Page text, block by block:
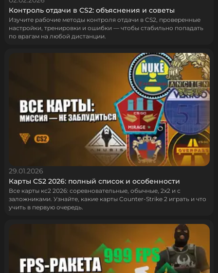
Контроль отдачи в CS2: объяснения и советы
Изучите рабочие методы контроля отдачи в CS2, проверенные
настройки, тренировки и ошибки — чтобы стабильно попадать
по врагам на любой дистанции.
29.01.2026
Карты CS2 2026: полный список и особенности
Все карты кс2 2026: соревновательные, обычные, 2х2 и с
заложниками. Узнайте, какие карты Counter‑Strike 2 играть и что
учить в первую очередь.